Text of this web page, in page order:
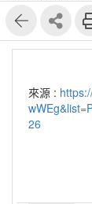
來源 :
26